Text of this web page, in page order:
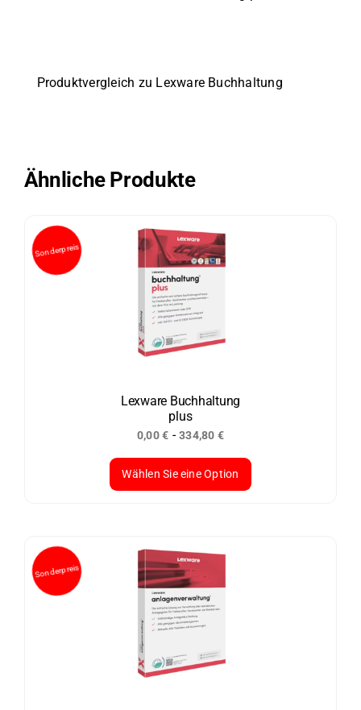
Produktvergleich zu Lexware Buchhaltung
Ähnliche Produkte
Lexware Buchhaltung
plus
0,00€ -334,80 €
Wählen Sie eine Option
mehrere
Varianten
Optionen
können